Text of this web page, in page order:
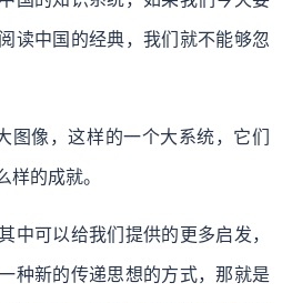
读中国的经典，我们就不能够忽
图像，这样的一个大系统，它们
样的成就。
中可以给我们提供的更多启发，
种新的传递思想的方式，那就是